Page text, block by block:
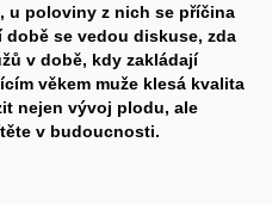
u poloviny z nich se příčina
se vedou diskuse, zda
v době, kdy zakládají
věkem muže klesá kvalita
nejen vývoj plodu, ale
v budoucnosti.